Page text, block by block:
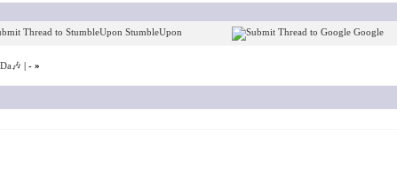
StumbleUpon Google
| - »